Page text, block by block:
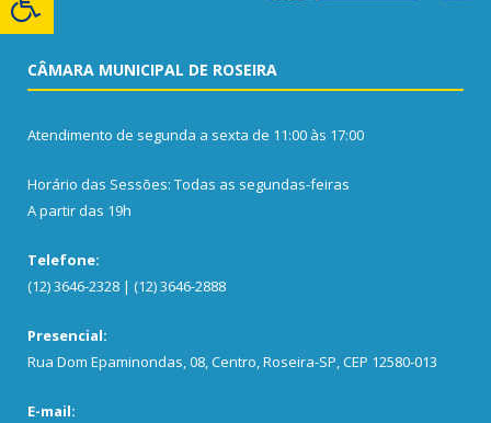
CÂMARA MUNICIPAL DE ROSEIRA
Atendimento de segunda a sexta de 11:00 às 17:00
Horário das Sessões: Todas as segundas-feiras
A partir das 19h
Telefone:
(12) 3646-2328 | (12) 3646-2888
Presencial:
Rua Dom Epaminondas, 08, Centro, Roseira-SP, CEP 12580-013
E-mail: